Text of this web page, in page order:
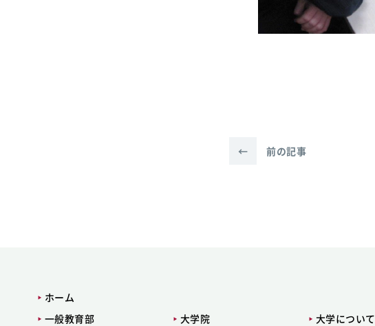
← 前の記事
ホーム
一般教育部
大学院 大学について